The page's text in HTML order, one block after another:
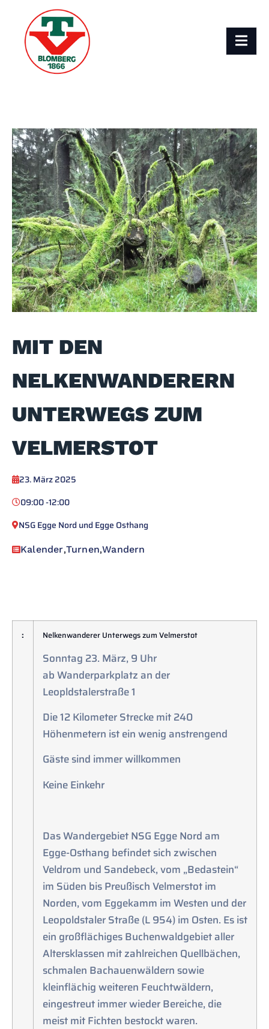
MIT DEN
NELKENWANDERERN
UNTERWEGS ZUM
VELMERSTOT
23. März 2025
09:00 -12:00
NSG Egge Nord und Egge Osthang
Kalender,Turnen,Wandern
: Nelkenwanderer Unterwegs zum Velmerstot
Sonntag 23. März, 9 Uhr
ab Wanderparkplatz an der
Leopldstalerstraße 1
Die 12 Kilometer Strecke mit 240
Höhenmetern ist ein wenig anstrengend
Gäste sind immer willkommen
Keine Einkehr
Das Wandergebiet NSG Egge Nord am
Egge-Osthang befindet sich zwischen
Veldrom und Sandebeck, vom „Bedastein“
im Süden bis Preußisch Velmerstot im
Norden, vom Eggekamm im Westen und der
Leopoldstaler Straße (L 954) im Osten. Es ist
ein großflächiges Buchenwaldgebiet aller
Altersklassen mit zahlreichen Quellbächen,
schmalen Bachauenwäldern sowie
kleinflächig weiteren Feuchtwäldern,
eingestreut immer wieder Bereiche, die
meist mit Fichten bestockt waren.